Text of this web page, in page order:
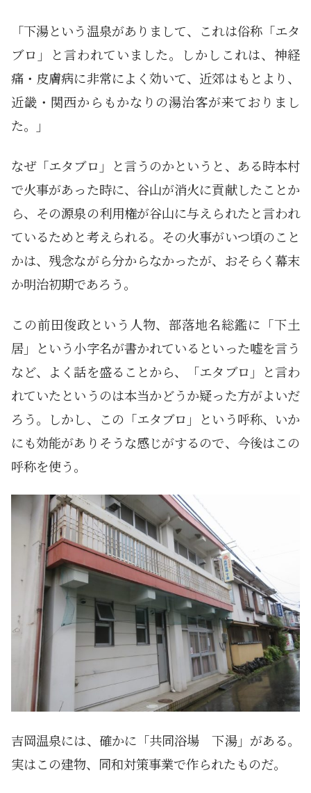
「下湯という温泉がありまして、これは俗称「エタ
ブロ」と言われていました。しかしこれは、神経
痛・皮膚病に非常によく効いて、近郊はもとより、
近畿・関西からもかなりの湯治客が来ておりまし
た。」
なぜ「エタブロ」と言うのかというと、ある時本村
で火事があった時に、谷山が消火に貢献したことか
ら、その源泉の利用権が谷山に与えられたと言われ
ているためと考えられる。その火事がいつ頃のこと
かは、残念ながら分からなかったが、おそらく幕末
か明治初期であろう。
この前田俊政という人物、部落地名総鑑に「下土
居」という小字名が書かれているといった嘘を言う
など、よく話を盛ることから、「エタブロ」と言わ
れていたというのは本当かどうか疑った方がよいだ
ろう。しかし、この「エタブロ」という呼称、いか
にも効能がありそうな感じがするので、今後はこの
呼称を使う。
吉岡温泉には、確かに「共同浴場 下湯」がある。
実はこの建物、同和対策事業で作られたものだ。